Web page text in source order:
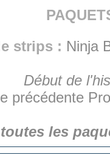
strips : Ninja
Début de
précédente
les